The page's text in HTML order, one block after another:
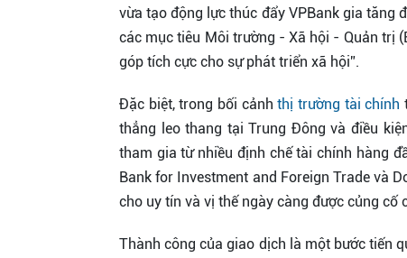
vừa tạo động lực thúc đẩy VPBank gia tăng
các mục tiêu Môi trường - Xã hội - Quản trị
góp tích cực cho sự phát triển xã hội”.
Đặc biệt, trong bối cảnhthị trường tài chính
thẳng leo thang tại Trung Đông và điều
tham gia từ nhiều định chế tài chính hàng
Bank for Investment and Foreign Trade và
cho uy tín và vị thế ngày càng được củng cố
Thành công của giao dịch là một bước tiến